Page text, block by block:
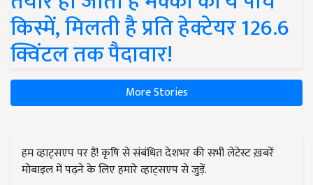
किस्में, मिलती है प्रति हेक्टेयर 126.6
क्विंटल तक पैदावार!
More Stories
हम व्हाट्सएप पर हैं! कृषि से संबंधित देशभर की सभी लेटेस्ट ख़बरें
मोबाइल में पढ़ने के लिए हमारे व्हाट्सएप से जुड़ें.